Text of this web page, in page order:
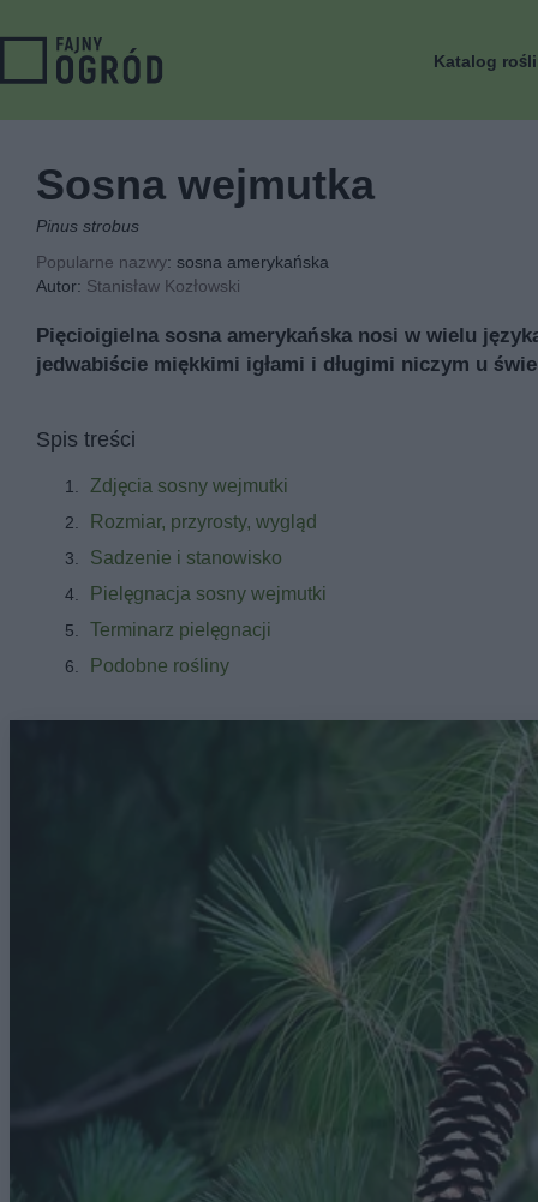
Katalog
Sosna wejmutka
Pinus strobus
Popularne nazwy: sosna amerykańska
Autor: Stanisław Kozłowski
Pięcioigielna sosna amerykańska nosi w wielu
jedwabiście miękkimi igłami i długimi niczym u
Spis treści
Zdjęcia sosny wejmutki
Rozmiar, przyrosty, wygląd
Sadzenie i stanowisko
Pielęgnacja sosny wejmutki
Terminarz pielęgnacji
Podobne rośliny